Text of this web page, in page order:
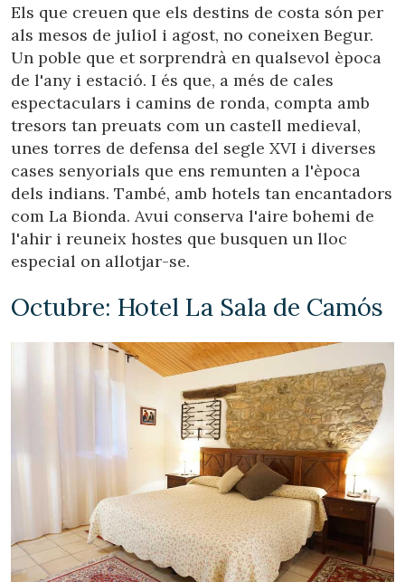
Els que creuen que els destins de costa són per
als mesos de juliol i agost, no coneixen Begur.
Un poble que et sorprendrà en qualsevol època
de l'any i estació. I és que, a més de cales
espectaculars i camins de ronda, compta amb
tresors tan preuats com un castell medieval,
unes torres de defensa del segle XVI i diverses
cases senyorials que ens remunten a l'època
dels indians. També, amb hotels tan encantadors
com La Bionda. Avui conserva l'aire bohemi de
l'ahir i reuneix hostes que busquen un lloc
especial on allotjar-se.
Octubre: Hotel La Sala de Camós